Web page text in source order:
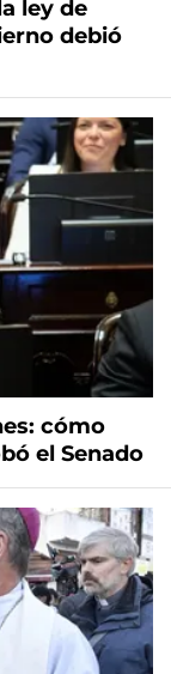
ley de
debió
cómo
el Senado